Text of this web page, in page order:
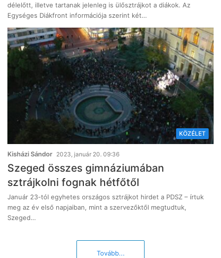
délelőtt, illetve tartanak jelenleg is ülősztrájkot a diákok. Az
Egységes Diákfront információja szerint két…
KÖZÉLET
Kisházi Sándor 2023, január 20. 09:36
Szeged összes gimnáziumában
sztrájkolni fognak hétfőtől
Január 23-tól egyhetes országos sztrájkot hirdet a PDSZ – írtuk
meg az év első napjaiban, mint a szervezőktől megtudtuk,
Szeged…
Tovább...